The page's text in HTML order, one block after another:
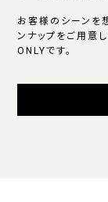
お客様のシーンを
ンナップをご用意
ONLYです。